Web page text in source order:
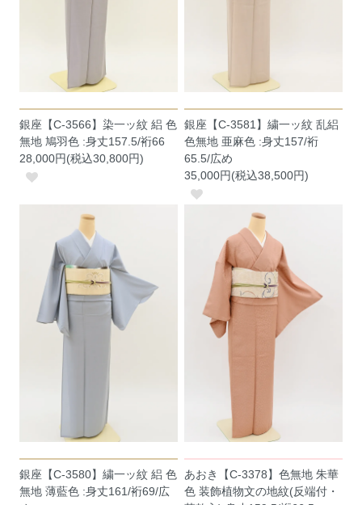
銀座【C-3566】染一ッ紋 絽 色
無地 鳩羽色 :身丈157.5/裄66
28,000円(税込30,800円)
銀座【C-3581】繍一ッ紋 乱絽
色無地 亜麻色 :身丈157/裄
65.5/広め
35,000円(税込38,500円)
銀座【C-3580】繍一ッ紋 絽 色
無地 薄藍色 :身丈161/裄69/広
あおき【C-3378】色無地 朱華
色 装飾植物文の地紋(反端付・